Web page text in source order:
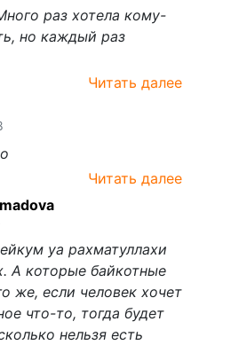
раз хотела кому-
но каждый раз
Читать далее
Читать далее
уа рахматуллахи
А которые байкотные
же, если человек хочет
что-то, тогда будет
нельзя есть